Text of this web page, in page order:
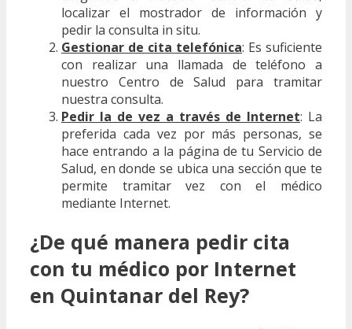
localizar el mostrador de información y
pedir la consulta in situ.
Gestionar de cita telefónica: Es suficiente
con realizar una llamada de teléfono a
nuestro Centro de Salud para tramitar
nuestra consulta.
Pedir la de vez a través de Internet: La
preferida cada vez por más personas, se
hace entrando a la página de tu Servicio de
Salud, en donde se ubica una sección que te
permite tramitar vez con el médico
mediante Internet.
¿De qué manera pedir cita
con tu médico por Internet
en Quintanar del Rey?